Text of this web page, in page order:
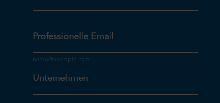
Professionelle Email
Unternehmen